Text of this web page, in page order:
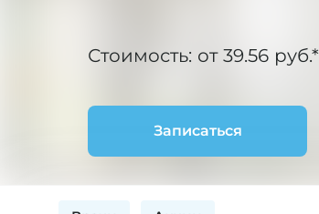
Стоимость: от 39.56 руб.*
Записаться